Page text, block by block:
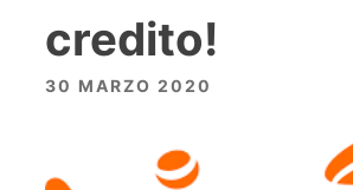
credito!
30 MARZO 2020